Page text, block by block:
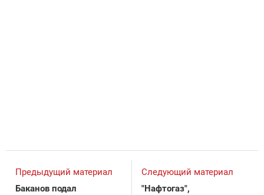
Предыдущий материал
Баканов подал
Следующий материал
"Нафтогаз",